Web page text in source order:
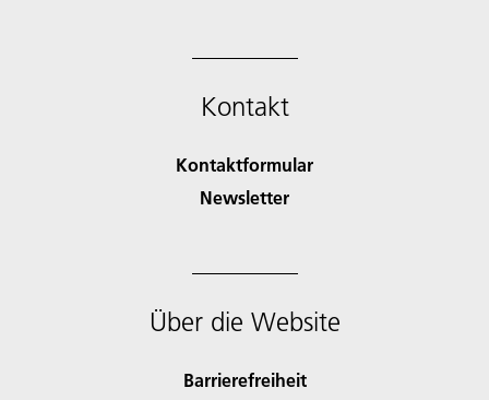
Kontakt
Kontaktformular
Newsletter
Über die Website
Barrierefreiheit